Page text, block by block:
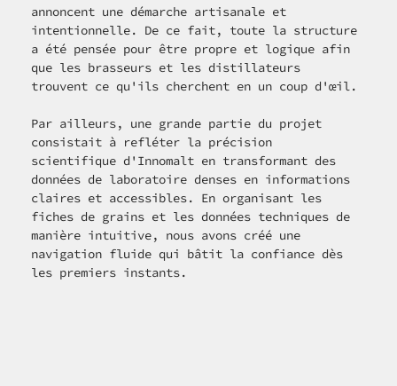
annoncent une démarche artisanale et
intentionnelle. De ce fait, toute la structure
a été pensée pour être propre et logique afin
que les brasseurs et les distillateurs
trouvent ce qu'ils cherchent en un coup d'œil.
Par ailleurs, une grande partie du projet
consistait à refléter la précision
scientifique d'Innomalt en transformant des
données de laboratoire denses en informations
claires et accessibles. En organisant les
fiches de grains et les données techniques de
manière intuitive, nous avons créé une
navigation fluide qui bâtit la confiance dès
les premiers instants.